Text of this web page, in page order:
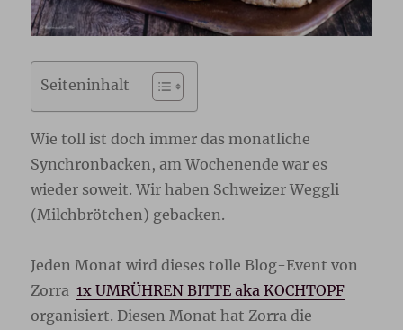
Seiteninhalt
Wie toll ist doch immer das monatliche
Synchronbacken, am Wochenende war es
wieder soweit. Wir haben Schweizer Weggli
(Milchbrötchen) gebacken.
Jeden Monat wird dieses tolle Blog-Event von
Zorra1x UMRÜHREN BITTE aka KOCHTOPF
organisiert. Diesen Monat hat Zorra die